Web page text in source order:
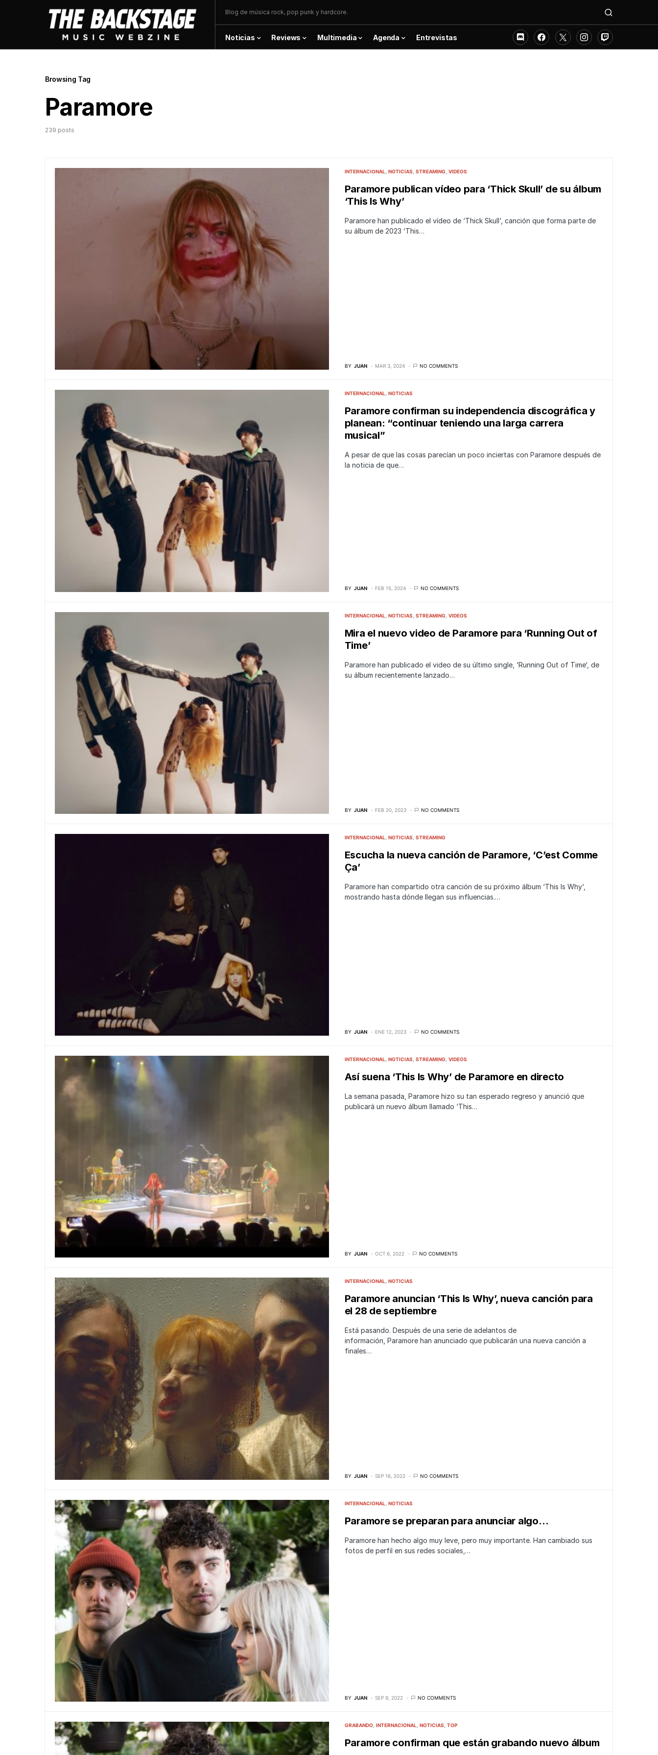
Blog de música rock, pop punk y hardcore.
Noticias Reviews Multimedia Agenda Entrevistas
Browsing Tag
Paramore
239 posts
INTERNACIONAL NOTICIAS STREAMING VIDEOS
Paramore publican vídeo para ‘Thick Skull’ de su álbum
‘This Is Why’
Paramore han publicado el vídeo de ‘Thick Skull‘, canción que forma parte de
su álbum de 2023 ‘This…
BY JUAN MAR 3, 2024 NO COMMENTS
INTERNACIONAL NOTICIAS
Paramore confirman su independencia discográfica y
planean: “continuar teniendo una larga carrera
musical”
A pesar de que las cosas parecían un poco inciertas con Paramore después de
la noticia de que…
BY JUAN FEB 15, 2024 NO COMMENTS
INTERNACIONAL NOTICIAS STREAMING VIDEOS
Mira el nuevo video de Paramore para ‘Running Out of
Time’
Paramore han publicado el video de su último single, ‘Running Out of Time‘, de
su álbum recientemente lanzado…
BY JUAN FEB 20, 2023 NO COMMENTS
INTERNACIONAL NOTICIAS STREAMING
Escucha la nueva canción de Paramore, ‘C’est Comme
Ça’
Paramore han compartido otra canción de su próximo álbum ‘This Is Why‘,
mostrando hasta dónde llegan sus influencias.…
BY JUAN ENE 12, 2023 NO COMMENTS
INTERNACIONAL NOTICIAS STREAMING VIDEOS
Así suena ‘This Is Why’ de Paramore en directo
La semana pasada, Paramore hizo su tan esperado regreso y anunció que
publicará un nuevo álbum llamado ‘This…
BY JUAN OCT 6, 2022 NO COMMENTS
INTERNACIONAL NOTICIAS
Paramore anuncian ‘This Is Why’, nueva canción para
el 28 de septiembre
Está pasando. Después de una serie de adelantos de
información, Paramore han anunciado que publicarán una nueva canción a
finales…
BY JUAN SEP 16, 2022 NO COMMENTS
INTERNACIONAL NOTICIAS
Paramore se preparan para anunciar algo…
Paramore han hecho algo muy leve, pero muy importante. Han cambiado sus
fotos de perfil en sus redes sociales,…
BY JUAN SEP 9, 2022 NO COMMENTS
GRABANDO INTERNACIONAL NOTICIAS TOP
Paramore confirman que están grabando nuevo álbum